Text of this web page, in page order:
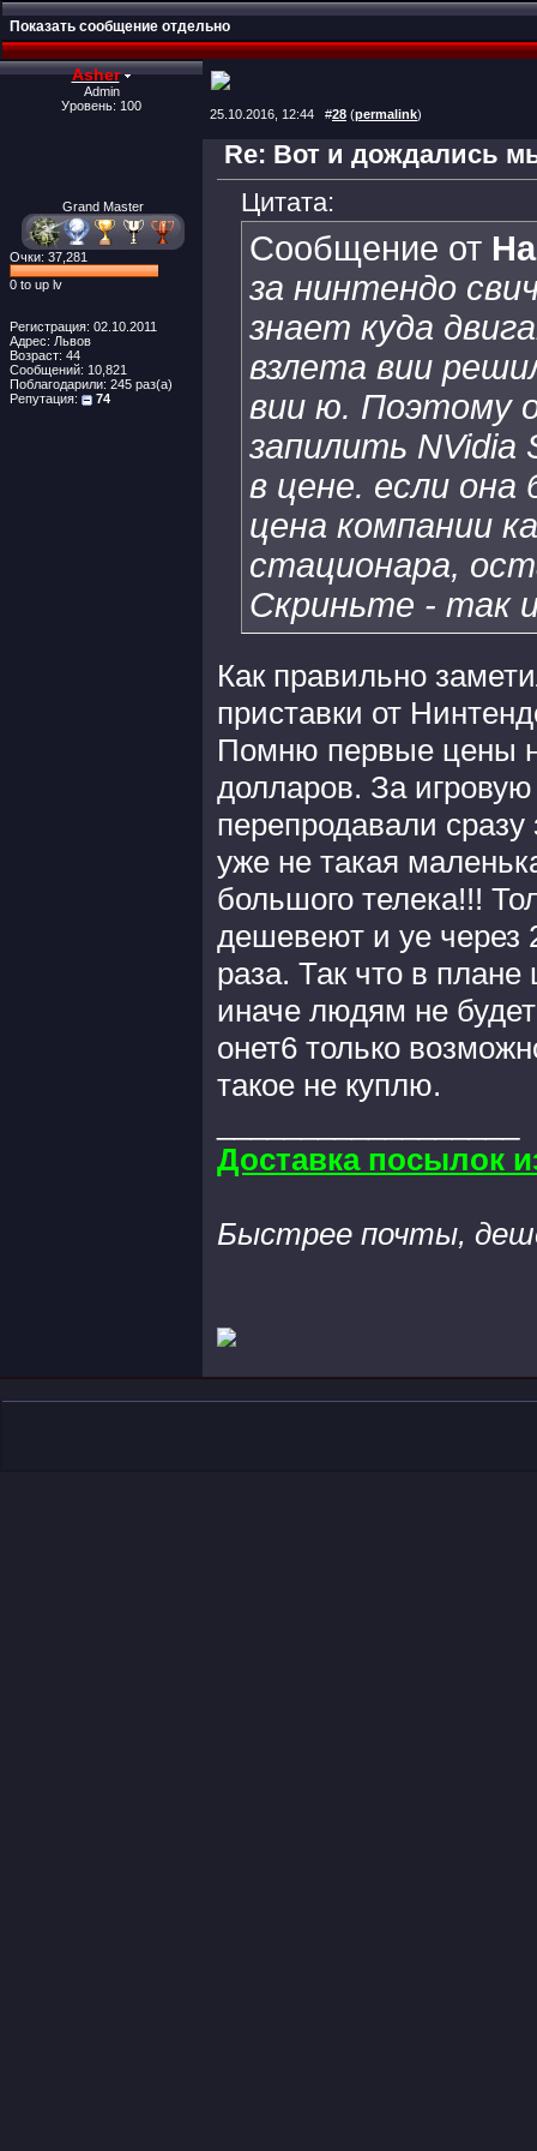
Показать сообщение отдельно
Asher
Admin
Уровень: 100
Grand Master
Очки: 37,281
0 to up lv
Регистрация: 02.10.2011
Адрес: Львов
Возраст: 44
Сообщений: 10,821
Поблагодарили: 245 раз(а)
Репутация:
74
25.10.2016, 12:44 #28 (permalink)
Re: Вот и дождались
Цитата:
Сообщение от
за нинтендо
знает куда
взлета вии
вии ю. Поэтому
запилить NVidia
в цене. если
цена компании
стационара,
Скриньте - так
Как правильно
приставки от
Помню первые цены
долларов. За
перепродавали
уже не такая
большого телека!!!
дешевеют и уе через
раза. Так что в
иначе людям не
онет6 только
такое не куплю.
Доставка посылок
Быстрее почты,